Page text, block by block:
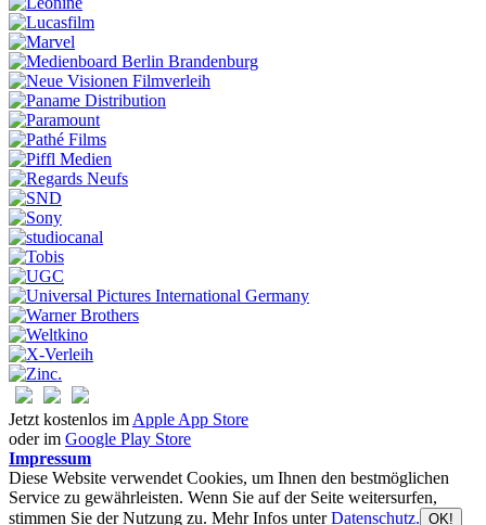
Jetzt kostenlos im Apple App Store
oder im Google Play Store
Impressum
Diese Website verwendet Cookies, um Ihnen den bestmöglichen
Service zu gewährleisten. Wenn Sie auf der Seite weitersurfen,
stimmen Sie der Nutzung zu. Mehr Infos unterDatenschutz. OK!